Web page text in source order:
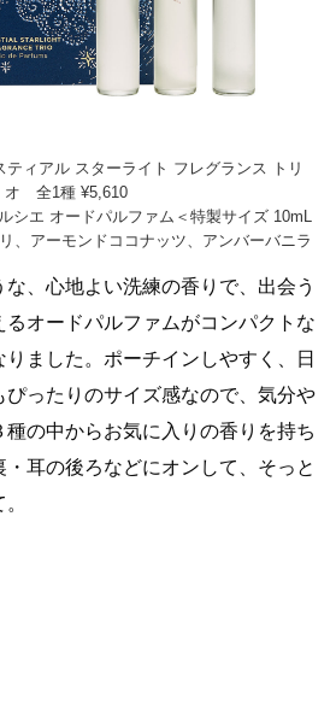
ィアル スターライト フレグランス トリ
オ 全1種 ¥5,610
シエ オードパルファム＜特製サイズ 10mL
、アーモンドココナッツ、アンバーバニラ
、心地よい洗練の香りで、出会う
るオードパルファムがコンパクトな
ました。ポーチインしやすく、日
ったりのサイズ感なので、気分や
種の中からお気に入りの香りを持ち
耳の後ろなどにオンして、そっと